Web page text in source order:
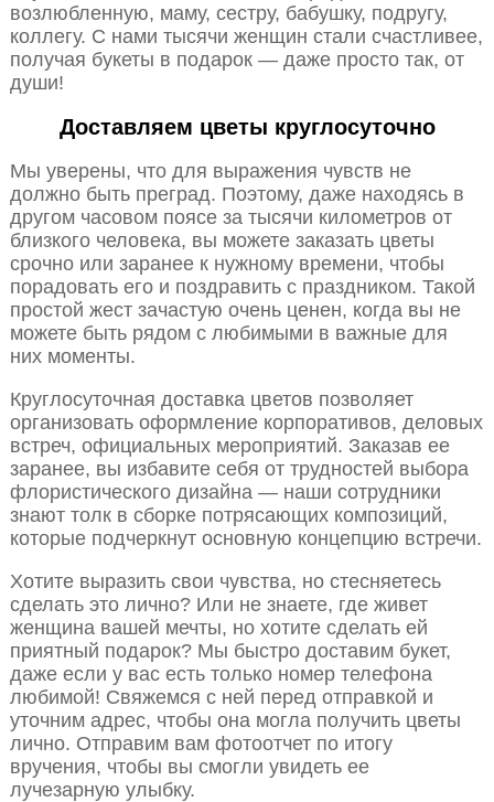
возлюбленную, маму, сестру, бабушку, подругу,
коллегу. С нами тысячи женщин стали счастливее,
получая букеты в подарок — даже просто так, от
души!
Доставляем цветы круглосуточно
Мы уверены, что для выражения чувств не
должно быть преград. Поэтому, даже находясь в
другом часовом поясе за тысячи километров от
близкого человека, вы можете заказать цветы
срочно или заранее к нужному времени, чтобы
порадовать его и поздравить с праздником. Такой
простой жест зачастую очень ценен, когда вы не
можете быть рядом с любимыми в важные для
них моменты.
Круглосуточная доставка цветов позволяет
организовать оформление корпоративов, деловых
встреч, официальных мероприятий. Заказав ее
заранее, вы избавите себя от трудностей выбора
флористического дизайна — наши сотрудники
знают толк в сборке потрясающих композиций,
которые подчеркнут основную концепцию встречи.
Хотите выразить свои чувства, но стесняетесь
сделать это лично? Или не знаете, где живет
женщина вашей мечты, но хотите сделать ей
приятный подарок? Мы быстро доставим букет,
даже если у вас есть только номер телефона
любимой! Свяжемся с ней перед отправкой и
уточним адрес, чтобы она могла получить цветы
лично. Отправим вам фотоотчет по итогу
вручения, чтобы вы смогли увидеть ее
лучезарную улыбку.